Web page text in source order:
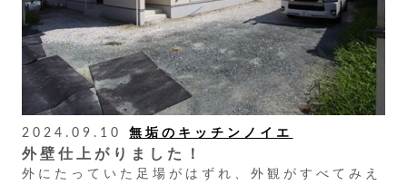
2024.09.10 無垢のキッチンノイエ
外壁仕上がりました！
外にたっていた足場がはずれ、外観がすべてみえ